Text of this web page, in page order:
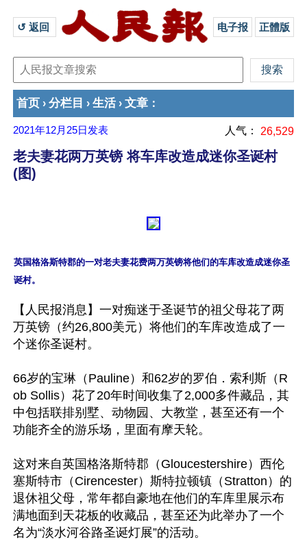
↺ 返回 电子报 正體版
首页 › 分栏目 › 生活 › 文章 ：
2021年12月25日 发表 人气： 26,529
老夫妻花两万英镑 将车库改造成迷你圣诞村
(图)
英国格洛斯特郡的一对老夫妻花费两万英镑将他们的车库改造成迷你圣
【人民报消息】一对痴迷于圣诞节的祖父母花了两
万英镑（约26,800美元）将他们的车库改造成了一
个迷你圣诞村。
66岁的宝琳（Pauline）和62岁的罗伯．索利斯（R
ob Sollis）花了20年时间收集了2,000多件藏品，其
中包括联排别墅、动物园、大教堂，甚至还有一个
功能齐全的游乐场，里面有摩天轮。
这对来自英国格洛斯特郡（Gloucestershire）西伦
塞斯特市（Cirencester）斯特拉顿镇（Stratton）的
退休祖父母，常年都自豪地在他们的车库里展示布
满地面到天花板的收藏品，甚至还为此举办了一个
名为“淡水河谷路圣诞灯展”的活动。